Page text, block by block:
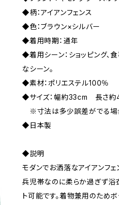
◆柄：アイアンフェンス
◆色：ブラウン×シルバー
◆着用時期：通年
◆着用シーン：ショッピング、
なシーン。
◆素材：ポリエステル100％
◆サイズ：幅約33cm 長さ
※寸法は多少誤差がでる場
◆日本製
◆説明
モダンでお洒落なアイアンフ
兵児帯なのに柔らか過ぎず浴
ト可能です。着物兼用のためボ